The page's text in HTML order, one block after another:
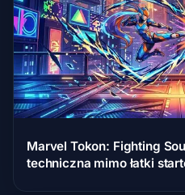
Marvel Tokon: Fighting
techniczna mimo łatki